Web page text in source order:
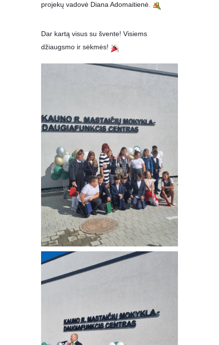
projekų vadovė Diana Adomaitienė.
Dar kartą visus su švente! Visiems
džiaugsmo ir sėkmės!